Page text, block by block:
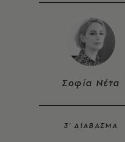
Σοφία Νέτα
3’ ΔΙΑΒΑΣΜΑ